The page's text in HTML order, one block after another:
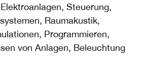
Steuerung,
Raumakustik,
Programmieren,
von Anlagen, Beleuchtung